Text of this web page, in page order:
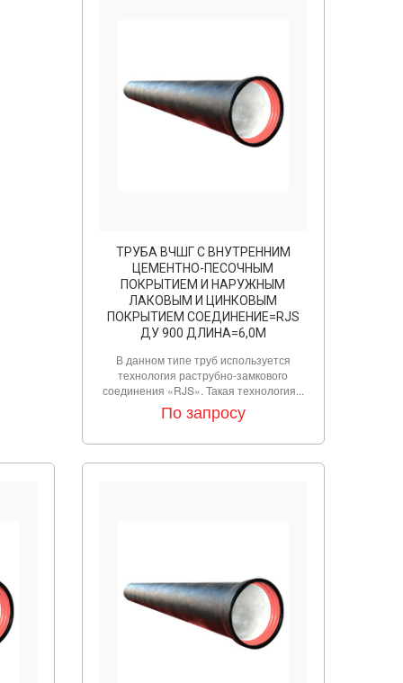
ТРУБА ВЧШГ С ВНУТРЕННИМ
ЦЕМЕНТНО-ПЕСОЧНЫМ
ПОКРЫТИЕМ И НАРУЖНЫМ
ЛАКОВЫМ И ЦИНКОВЫМ
ПОКРЫТИЕМ СОЕДИНЕНИЕ=RJS
ДУ 900 ДЛИНА=6,0М
В данном типе труб используется
технология раструбно-замкового
соединения «RJS». Такая технология...
По запросу